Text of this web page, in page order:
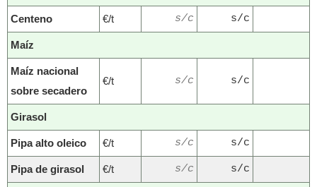
Centeno €/t s/c s/c
Maíz
Maíz nacional
sobre secadero
€/t s/c s/c
Girasol
Pipa alto oleico €/t s/c s/c
Pipa de girasol €/t s/c s/c